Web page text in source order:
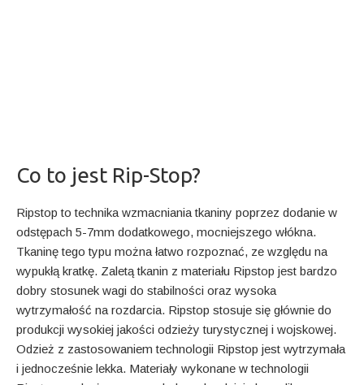
Co to jest Rip-Stop?
Ripstop to technika wzmacniania tkaniny poprzez dodanie w
odstępach 5-7mm dodatkowego, mocniejszego włókna.
Tkaninę tego typu można łatwo rozpoznać, ze względu na
wypukłą kratkę. Zaletą tkanin z materiału Ripstop jest bardzo
dobry stosunek wagi do stabilności oraz wysoka
wytrzymałość na rozdarcia. Ripstop stosuje się głównie do
produkcji wysokiej jakości odzieży turystycznej i wojskowej.
Odzież z zastosowaniem technologii Ripstop jest wytrzymała
i jednocześnie lekka. Materiały wykonane w technologii